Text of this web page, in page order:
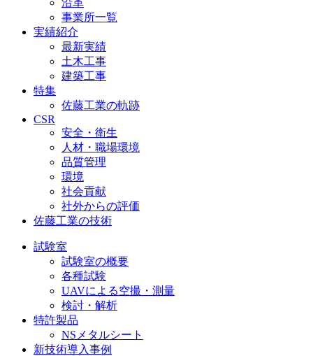
事業所一覧
実績紹介
最新実績
土木工事
建築工事
特集
佐藤工業の軌跡
CSR
安全・衛生
人材・職場環境
品質管理
環境
社会貢献
社外からの評価
佐藤工業の技術
試験室
試験室の概要
各種試験
UAVによる空撮・測量
検討・解析
特許製品
NSメタルシート
新技術導入事例